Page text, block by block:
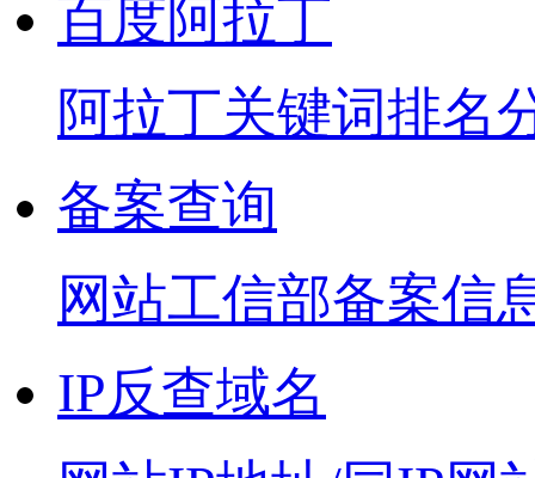
百度阿拉丁
阿拉丁关键词排名
备案查询
网站工信部备案信
IP反查域名